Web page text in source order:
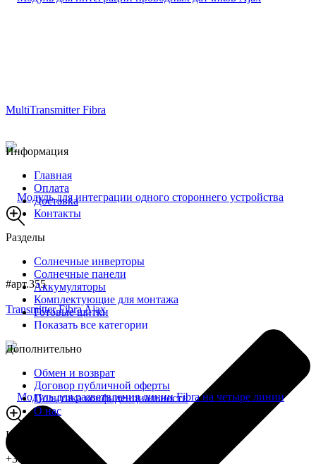
#арт.355
Информация
Главная
Оплата
Доставка
Контакты
Разделы
Солнечные инверторы
Солнечные панели
Аккумуляторы
Комплектующие для монтажа
Готовые щитки
Показать все категории
Дополнительно
Обмен и возврат
Договор публичной оферты
Политика конфиденциальности
О нас
Контакты
+380731415360